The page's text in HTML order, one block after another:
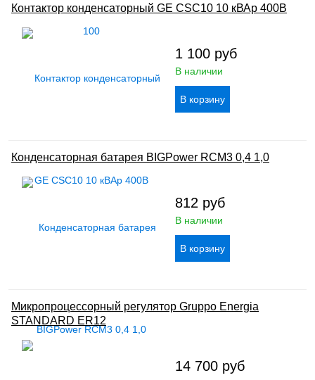
Контактор конденсаторный GE CSC10 10 кВАр 400В
1 100 руб
В наличии
Конденсаторная батарея BIGPower RCM3 0,4 1,0
812 руб
В наличии
Микропроцессорный регулятор Gruppo Energia
STANDARD ER12
14 700 руб